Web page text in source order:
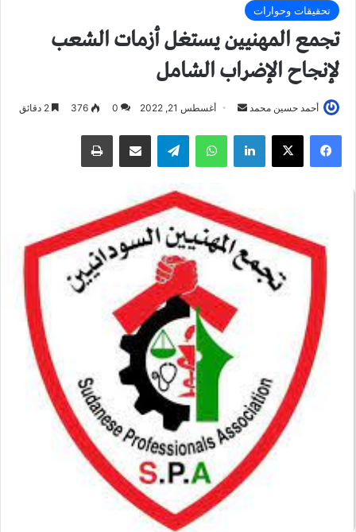
تحقيقات وحوارات
تجمع المهنيين يستغل أزمات الشعب
لإنجاح الإضراب الشامل
أحمد حسين محمد
ل
ي
د
ا
ك
ر
ي
ا
أغسطس 21, 2022 0
376
فيسبوك لينكدإن واتساب